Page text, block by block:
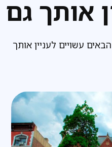
אותך גם
עשויים לעניין אותך